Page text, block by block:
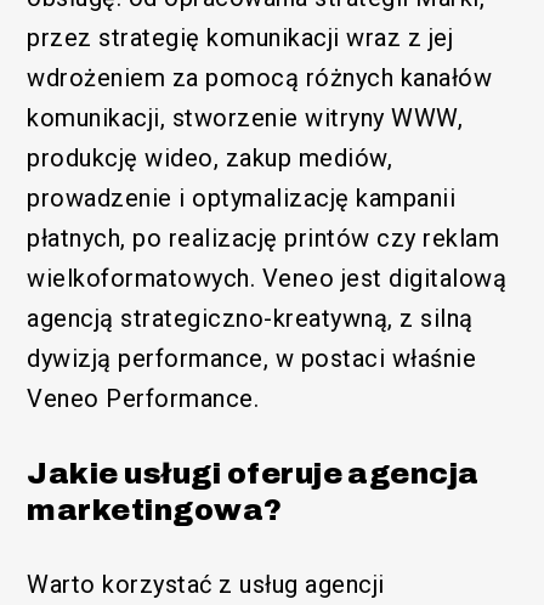
przez strategię komunikacji wraz z jej
wdrożeniem za pomocą różnych kanałów
komunikacji, stworzenie witryny WWW,
produkcję wideo, zakup mediów,
prowadzenie i optymalizację kampanii
płatnych, po realizację printów czy reklam
wielkoformatowych. Veneo jest digitalową
agencją strategiczno-kreatywną, z silną
dywizją performance, w postaci właśnie
Veneo Performance.
Jakie usługi oferuje agencja
marketingowa?
Warto korzystać z usług agencji